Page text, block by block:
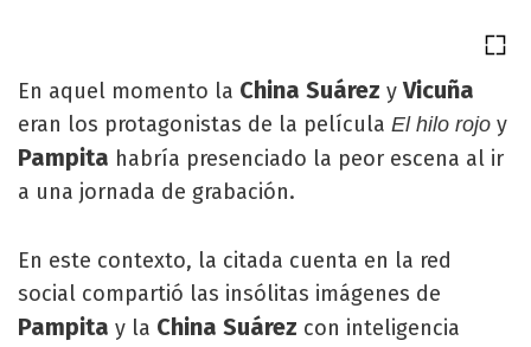
En aquel momento la China Suárez yVicuña
eran los protagonistas de la película El hilo rojo y
Pampita habría presenciado la peor escena al ir
a una jornada de grabación.
En este contexto, la citada cuenta en la red
social compartió las insólitas imágenes de
Pampita y la China Suárez con inteligencia